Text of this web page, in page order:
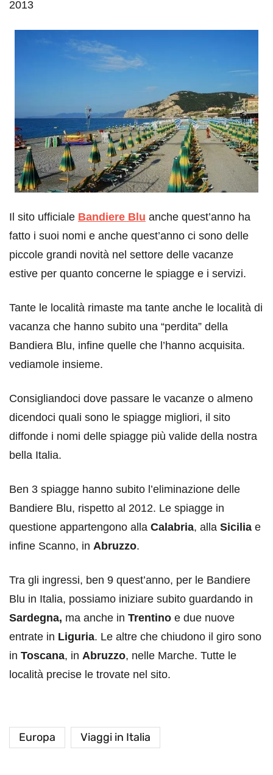
2013
Il sito ufficiale Bandiere Blu anche quest’anno ha
fatto i suoi nomi e anche quest’anno ci sono delle
piccole grandi novità nel settore delle vacanze
estive per quanto concerne le spiagge e i servizi.
Tante le località rimaste ma tante anche le località di
vacanza che hanno subito una “perdita” della
Bandiera Blu, infine quelle che l’hanno acquisita.
vediamole insieme.
Consigliandoci dove passare le vacanze o almeno
dicendoci quali sono le spiagge migliori, il sito
diffonde i nomi delle spiagge più valide della nostra
bella Italia.
Ben 3 spiagge hanno subito l’eliminazione delle
Bandiere Blu, rispetto al 2012. Le spiagge in
questione appartengono alla Calabria, alla Sicilia e
infine Scanno, in Abruzzo.
Tra gli ingressi, ben 9 quest’anno, per le Bandiere
Blu in Italia, possiamo iniziare subito guardando in
Sardegna, ma anche in Trentino e due nuove
entrate in Liguria. Le altre che chiudono il giro sono
in Toscana, in Abruzzo, nelle Marche. Tutte le
località precise le trovate nel sito.
Europa Viaggi in Italia